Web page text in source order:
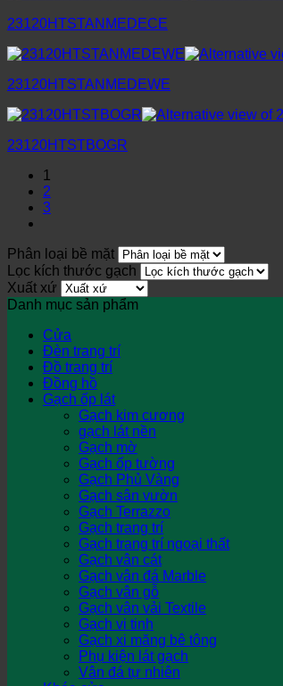
23120HTSTANMEDECE
23120HTSTANMEDEWE
23120HTSTBOGR
1
2
3
Phân loại bề mặt
Lọc kích thước gạch
Xuất xứ
Danh mục sản phẩm
Cửa
Đèn trang trí
Đồ trang trí
Đồng hồ
Gạch ốp lát
Gạch kim cương
gạch lát nền
Gạch mờ
Gạch ốp tường
Gạch Phủ Vàng
Gạch sân vườn
Gạch Terrazzo
Gạch trang trí
Gạch trang trí ngoại thất
Gạch vân cát
Gạch vân đá Marble
Gạch vân gỗ
Gạch vân vải Textile
Gạch vi tinh
Gạch xi măng bê tông
Phụ kiện lát gạch
Vân đá tự nhiên